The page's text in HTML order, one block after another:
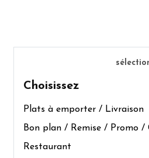
Choisissez
Plats à emporter / Livraison
Bon plan / Remise / Promo /
Restaurant